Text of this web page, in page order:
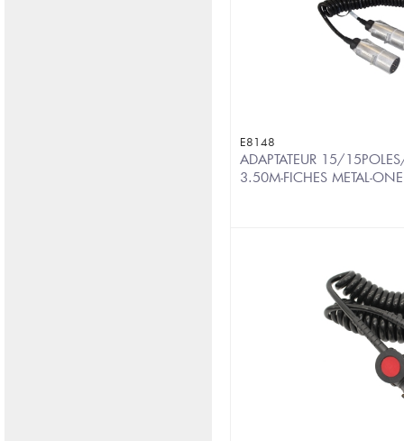
E8148
ADAPTATEUR 15/
3.50M-FICHES METAL-